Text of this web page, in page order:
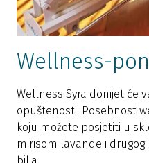
Wellness-
Wellness Syra donijet će
opuštenosti. Posebnost
koju možete posjetiti u
mirisom lavande i